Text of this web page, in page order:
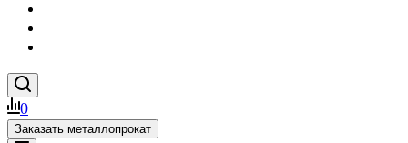
0
Заказать металлопрокат